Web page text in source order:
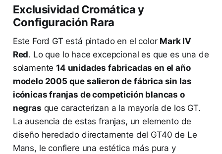
Exclusividad Cromática y
Configuración Rara
Este Ford GT está pintado en el color Mark IV
Red. Lo que lo hace excepcional es que es una de
solamente14 unidades fabricadas en el año
modelo 2005 que salieron de fábrica sin las
icónicas franjas de competición blancas o
negras que caracterizan a la mayoría de los GT.
La ausencia de estas franjas, un elemento de
diseño heredado directamente del GT40 de Le
Mans, le confiere una estética más pura y